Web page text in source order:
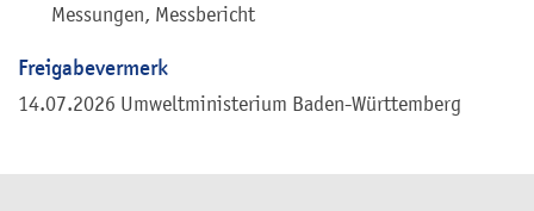
Messungen, Messbericht
Freigabevermerk
14.07.2026 Umweltministerium Baden-Württemberg